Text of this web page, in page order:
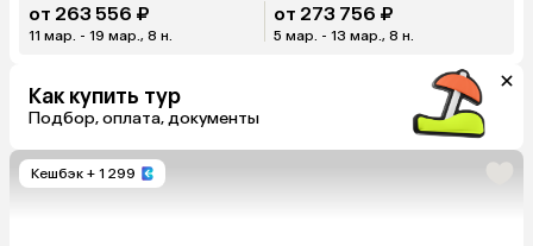
от 263 556 ₽
11 мар. - 19 мар., 8 н.
от 273 756 ₽
5 мар. - 13 мар., 8 н.
Как купить тур
Подбор, оплата, документы
Кешбэк + 1 299